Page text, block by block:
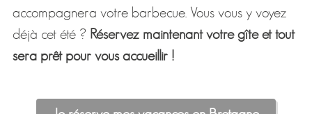
accompagnera votre barbecue. Vous vous y voyez
déjà cet été ? Réservez maintenant votre gîte et tout
sera prêt pour vous accueillir !